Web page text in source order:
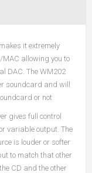
it extremely
allowing you to
DAC. The WM202
soundcard and will
or not.
gives full control
variable output. The
is louder or softer
to match that other
CD and the other